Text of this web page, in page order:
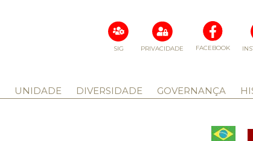
FACEBOOK
PRIVACIDADE
SIG
UNIDADE DIVERSIDADE GOVERNANÇA